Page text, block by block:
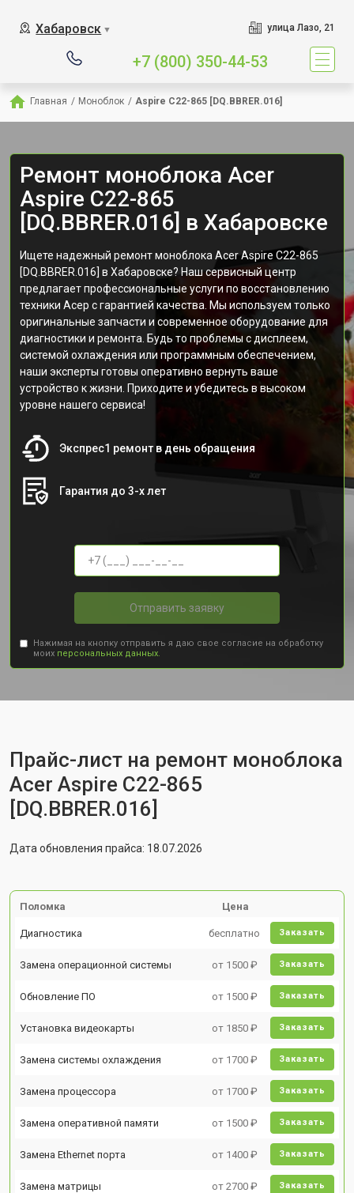
Хабаровск ▼ улица Лазо, 21
+7 (800) 350-44-53
Главная / Моноблок / Aspire C22-865 [DQ.BBRER.016]
Ремонт моноблока Acer
Aspire C22-865
[DQ.BBRER.016] в Хабаровске
Ищете надежный ремонт моноблока Acer Aspire C22-865
[DQ.BBRER.016] в Хабаровске? Наш сервисный центр
предлагает профессиональные услуги по восстановлению
техники Асер с гарантией качества. Мы используем только
оригинальные запчасти и современное оборудование для
диагностики и ремонта. Будь то проблемы с дисплеем,
системой охлаждения или программным обеспечением,
наши эксперты готовы оперативно вернуть ваше
устройство к жизни. Приходите и убедитесь в высоком
уровне нашего сервиса!
Экспрес1 ремонт в день обращения
Гарантия до 3-х лет
Отправить заявку
Нажимая на кнопку отправить я даю свое согласие на обработку
моих персональных данных.
Прайс-лист на ремонт моноблока
Acer Aspire C22-865
[DQ.BBRER.016]
Дата обновления прайса: 18.07.2026
Поломка Цена
Диагностика бесплатно Заказать
Замена операционной системы от 1500 ₽ Заказать
Обновление ПО от 1500 ₽ Заказать
Установка видеокарты от 1850 ₽ Заказать
Замена системы охлаждения от 1700 ₽ Заказать
Замена процессора от 1700 ₽ Заказать
Замена оперативной памяти от 1500 ₽ Заказать
Замена Ethernet порта от 1400 ₽ Заказать
Замена матрицы от 2700 ₽ Заказать